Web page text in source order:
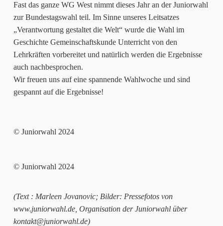
Fast das ganze WG West nimmt dieses Jahr an der Juniorwahl
zur Bundestagswahl teil. Im Sinne unseres Leitsatzes
„Verantwortung gestaltet die Welt“ wurde die Wahl im
Geschichte Gemeinschaftskunde Unterricht von den
Lehrkräften vorbereitet und natürlich werden die Ergebnisse
auch nachbesprochen.
Wir freuen uns auf eine spannende Wahlwoche und sind
gespannt auf die Ergebnisse!
© Juniorwahl 2024
© Juniorwahl 2024
(Text : Marleen Jovanovic; Bilder: Pressefotos von
www.juniorwahl.de, Organisation der Juniorwahl über
kontakt@juniorwahl.de)